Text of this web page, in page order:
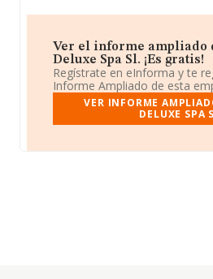
Ver el informe ampliado
Deluxe Spa Sl. ¡Es gratis!
Regístrate en eInforma y te
Informe Ampliado de esta
VER INFORME
DELUXE SPA